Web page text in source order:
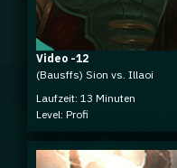
Video -12
(Bausffs) Sion vs. Illaoi
Laufzeit: 13 Minuten
Level: Profi